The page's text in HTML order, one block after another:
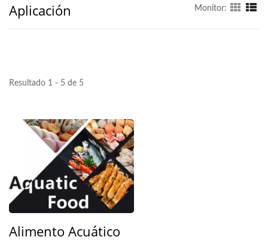
Aplicación Monitor:
Resultado 1 - 5 de 5
Alimento Acuático